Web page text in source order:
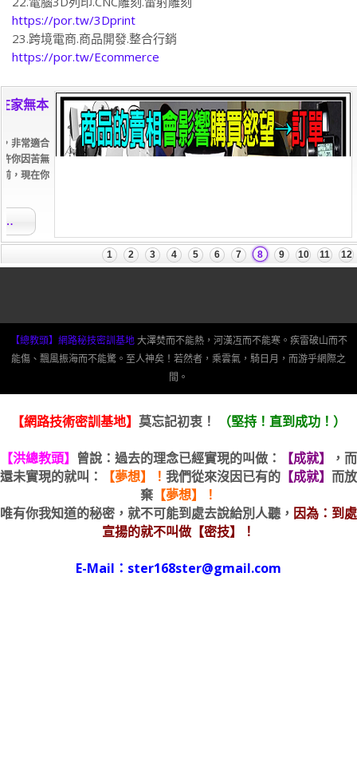
https://por.tw/3Dprint
23.跨境電商.商品開發.整合行銷
https://por.tw/Ecommerce
【總教頭】網路秘技密訓基地大澤焚而不能熱，河漢冱而不能寒。疾雷破山而不
能傷、飄風振海而不能驚。至人神矣！若然者，乘雲氣，騎日月，而游乎網際之
間。
【網路技術密訓基地】 莫忘記初衷！ （堅持！直到成功！）
【洪總教頭】 曾說：過去的理念已經實現的叫做： 【成就】
，而
還未實現的就叫：
【夢想】！ 我們從來沒因已有的 【成就】 而放
棄 【夢想】！
唯有你我知道的秘密，就不可能到處去說給別人聽， 因為：到處
宣揚的就不叫做【密技】！
E-Mail：ster168ster@gmail.com